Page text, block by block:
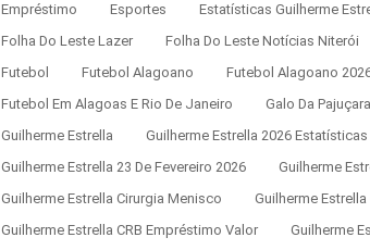
Empréstimo
Esportes Estatísticas Guilherme
Folha Do Leste Lazer
Folha Do Leste Notícias Niterói
Futebol
Futebol Alagoano Futebol Alagoano
Futebol Em Alagoas E Rio De Janeiro
Galo Da
Guilherme Estrella
Guilherme Estrella 2026 Estatísticas
Guilherme Estrella 23 De Fevereiro 2026
Guilherme
Guilherme Estrella Cirurgia Menisco
Guilherme
Guilherme Estrella CRB Empréstimo Valor
Guilherme